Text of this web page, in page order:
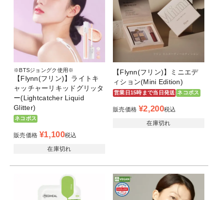
※BTSジョングク使用※
【Flynn(フリン)】ライトキ
ャッチャーリキッドグリッタ
ー(Lightcatcher Liquid
Glitter)
ネコポス
販売価格 ¥1,100税込
在庫切れ
【Flynn(フリン)】ミニエデ
ィション(Mini Edition)
営業日15時まで当日発送 ネコポス
販売価格 ¥2,200税込
在庫切れ